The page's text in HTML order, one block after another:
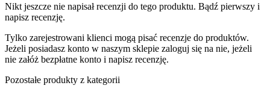
Nikt jeszcze nie napisał recenzji do tego produktu. Bądź pierwszy i
napisz recenzję.
Tylko zarejestrowani klienci mogą pisać recenzje do produktów.
Jeżeli posiadasz konto w naszym sklepie zaloguj się na nie, jeżeli
nie załóż bezpłatne konto i napisz recenzję.
Pozostałe produkty z kategorii